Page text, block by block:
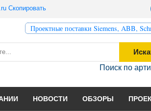
Скопировать
Проектные поставки Siemens, ABB,
Поиск по
НОВОСТИ ОБЗОРЫ